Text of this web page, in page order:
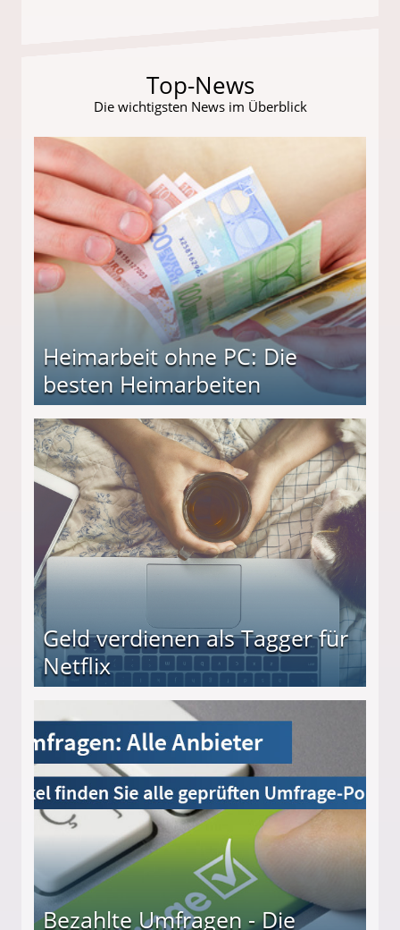
Top-News
Die wichtigsten News im Überblick
Heimarbeit ohne PC: Die
besten Heimarbeiten
Geld verdienen als Tagger für
Netflix
Bezahlte Umfragen - Die